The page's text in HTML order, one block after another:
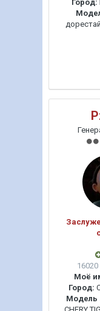
Город:
Моё
Город:
Модель